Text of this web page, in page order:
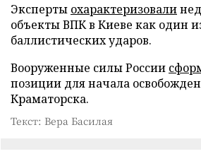
Эксперты охарактеризовали
объекты ВПК в Киеве как один
баллистических ударов.
Вооруженные силы России
позиции для начала
Краматорска.
Текст: Вера Басилая